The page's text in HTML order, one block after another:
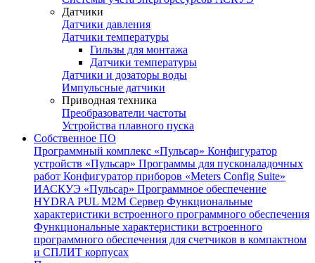
Датчики
Датчики давления
Датчики температуры
Гильзы для монтажа
Датчики температуры
Датчики и дозаторы воды
Импульсные датчики
Приводная техника
Преобразователи частоты
Устройства плавного пуска
Собственное ПО
Программный комплекс «Пульсар» Конфигуратор
устройств «Пульсар» Программы для пусконаладочных
работ Конфигуратор приборов «Meters Config Suite»
ИАСКУЭ «Пульсар» Программное обеспечение
HYDRA PUL M2M Сервер Функциональные
характеристики встроенного программного обеспечения
Функциональные характеристики встроенного
программного обеспечения для счетчиков в компактном
и СПЛИТ корпусах